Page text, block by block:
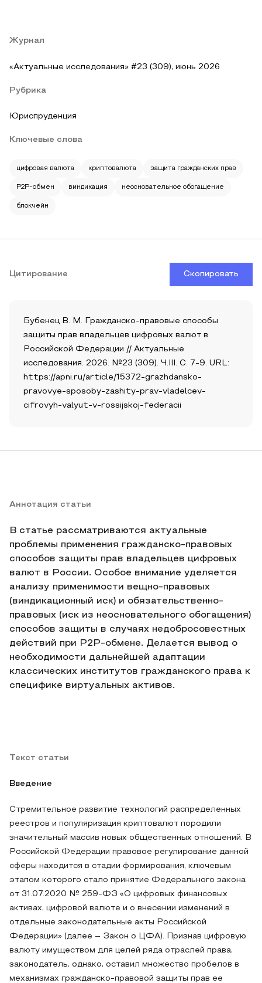
Журнал
«Актуальные исследования» #23 (309), июнь 2026
Рубрика
Юриспруденция
Ключевые слова
цифровая валюта криптовалюта защита гражданских прав
P2P-обмен виндикация неосновательное обогащение
блокчейн
Цитирование Скопировать
Бубенец В. М. Гражданско-правовые способы
защиты прав владельцев цифровых валют в
Российской Федерации // Актуальные
исследования. 2026. №23 (309). Ч.III. С. 7-9. URL:
https://apni.ru/article/15372-grazhdansko-
pravovye-sposoby-zashity-prav-vladelcev-
cifrovyh-valyut-v-rossijskoj-federacii
Аннотация статьи
В статье рассматриваются актуальные
проблемы применения гражданско-правовых
способов защиты прав владельцев цифровых
валют в России. Особое внимание уделяется
анализу применимости вещно-правовых
(виндикационный иск) и обязательственно-
правовых (иск из неосновательного обогащения)
способов защиты в случаях недобросовестных
действий при P2P-обмене. Делается вывод о
необходимости дальнейшей адаптации
классических институтов гражданского права к
специфике виртуальных активов.
Текст статьи
Введение
Стремительное развитие технологий распределенных
реестров и популяризация криптовалют породили
значительный массив новых общественных отношений. В
Российской Федерации правовое регулирование данной
сферы находится в стадии формирования, ключевым
этапом которого стало принятие Федерального закона
от 31.07.2020 № 259-ФЗ «О цифровых финансовых
активах, цифровой валюте и о внесении изменений в
отдельные законодательные акты Российской
Федерации» (далее – Закон о ЦФА). Признав цифровую
валюту имуществом для целей ряда отраслей права,
законодатель, однако, оставил множество пробелов в
механизмах гражданско-правовой защиты прав ее